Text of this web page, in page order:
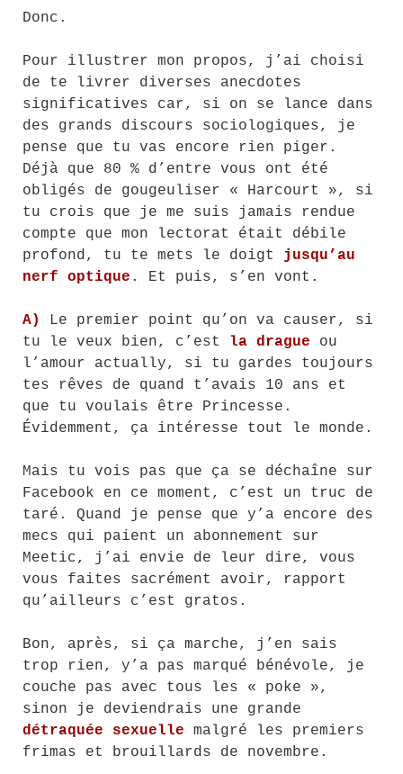
Donc.
Pour illustrer mon propos, j’ai choisi
de te livrer diverses anecdotes
significatives car, si on se lance dans
des grands discours sociologiques, je
pense que tu vas encore rien piger.
Déjà que 80 % d’entre vous ont été
obligés de gougeuliser « Harcourt », si
tu crois que je me suis jamais rendue
compte que mon lectorat était débile
profond, tu te mets le doigt jusqu’au
nerf optique . Et puis, s’en vont.
A)
Le premier point qu’on va causer, si
tu le veux bien, c’est la drague ou
l’amour actually, si tu gardes toujours
tes rêves de quand t’avais 10 ans et
que tu voulais être Princesse.
Évidemment, ça intéresse tout le monde.
Mais tu vois pas que ça se déchaîne sur
Facebook en ce moment, c’est un truc de
taré. Quand je pense que y’a encore des
mecs qui paient un abonnement sur
Meetic, j’ai envie de leur dire, vous
vous faites sacrément avoir, rapport
qu’ailleurs c’est gratos.
Bon, après, si ça marche, j’en sais
trop rien, y’a pas marqué bénévole, je
couche pas avec tous les « poke »,
sinon je deviendrais une grande
détraquée sexuelle malgré les premiers
frimas et brouillards de novembre.